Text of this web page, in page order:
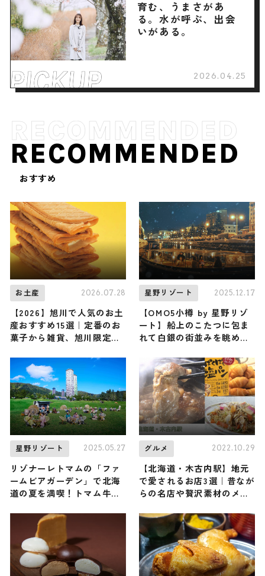
育む、うまさがあ
る。水が呼ぶ、出会
いがある。
2026.04.25
RECOMMENDED
おすすめ
お土産 2026.07.28
【2026】旭川で人気のお土
産おすすめ15選｜定番のお
菓子から雑貨、旭川限定、
星野リゾート 2025.12.17
【OMO5小樽 by 星野リゾ
ート】船上のこたつに包ま
れて白銀の街並みを眺める
ング』が今年も開催！ ルタ
オのオリジナルスイーツも
新登場
星野リゾート 2025.05.27
リゾナーレトマムの「ファ
ームビアガーデン」で北海
道の夏を満喫！トマム牛乳
さっぱりアイスを味わう
グルメ 2022.10.29
【北海道・木古内駅】地元
で愛されるお店3選｜昔なが
らの名店や贅沢素材のメニ